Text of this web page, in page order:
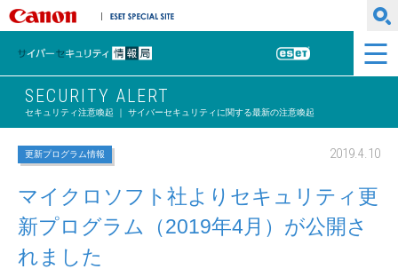
キヤノンマーケティングジャパン株式会社
サイバーセキュリティ情報局
ESET
SECURITY ALERT
セキュリティ注意喚起 ｜ サイバーセキュリティに関する最新の注意喚起
更新プログラム情報 2019.4.10
マイクロソフト社よりセキュリティ更
新プログラム（2019年4月）が公開さ
れました